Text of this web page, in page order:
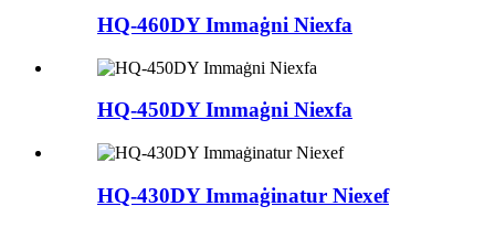
HQ-460DY Immaġni Niexfa
HQ-450DY Immaġni Niexfa
HQ-430DY Immaġinatur Niexef